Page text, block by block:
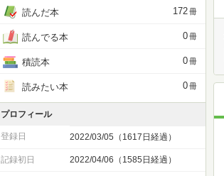
読んだ本 172冊
読んでる本 0冊
積読本 0冊
読みたい本 0冊
プロフィール
登録日 2022/03/05（1617日経過）
記録初日 2022/04/06（1585日経過）